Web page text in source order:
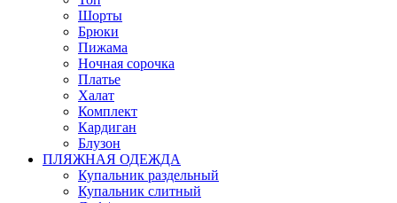
Шорты
Брюки
Пижама
Ночная сорочка
Платье
Халат
Комплект
Кардиган
Блузон
ПЛЯЖНАЯ ОДЕЖДА
Купальник раздельный
Купальник слитный